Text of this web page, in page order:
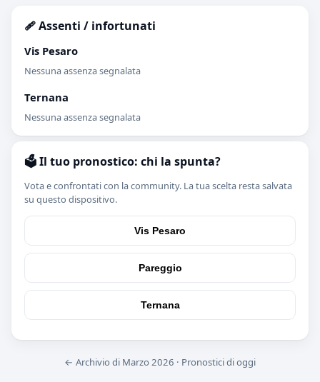
🩹 Assenti / infortunati
Vis Pesaro
Nessuna assenza segnalata
Ternana
Nessuna assenza segnalata
🗳️ Il tuo pronostico: chi la spunta?
Vota e confrontati con la community. La tua scelta resta salvata
su questo dispositivo.
Vis Pesaro
Pareggio
Ternana
← Archivio di Marzo 2026 · Pronostici di oggi